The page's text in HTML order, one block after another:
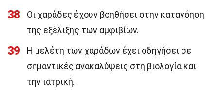
38
Οι χαράδες έχουν βοηθήσει στην κατανόηση
της εξέλιξης των αμφιβίων.
39
Η μελέτη των χαράδων έχει οδηγήσει σε
σημαντικές ανακαλύψεις στη βιολογία και
την ιατρική.